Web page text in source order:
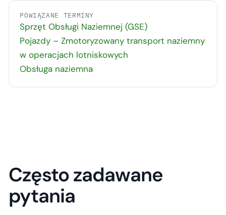
POWIĄZANE TERMINY
Sprzęt Obsługi Naziemnej (GSE)
Pojazdy – Zmotoryzowany transport naziemny
w operacjach lotniskowych
Obsługa naziemna
Często zadawane
pytania